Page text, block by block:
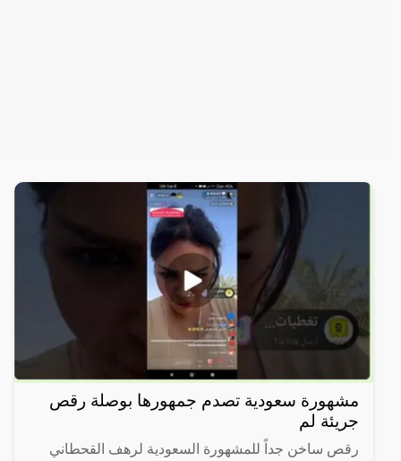
مشهورة سعودية تصدم جمهورها بوصلة رقص
جريئة لم
رقص ساخن جداً للمشهورة السعودية لرهف القحطاني